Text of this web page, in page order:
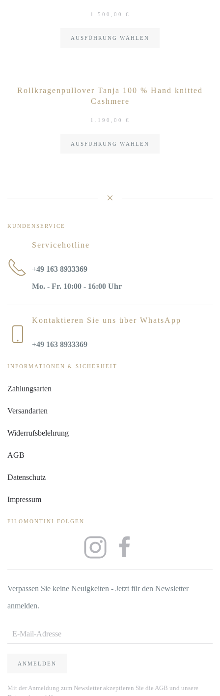
1.500,00 €
AUSFÜHRUNG WÄHLEN
Rollkragenpullover Tanja 100 % Hand knitted
Cashmere
1.190,00 €
AUSFÜHRUNG WÄHLEN
KUNDENSERVICE
Servicehotline
+49 163 8933369
Mo. - Fr. 10:00 - 16:00 Uhr
Kontaktieren Sie uns über WhatsApp
+49 163 8933369
INFORMATIONEN & SICHERHEIT
Zahlungsarten
Versandarten
Widerrufsbelehrung
AGB
Datenschutz
Impressum
FILOMONTINI FOLGEN
Verpassen Sie keine Neuigkeiten - Jetzt für den Newsletter
anmelden.
ANMELDEN
Mit der Anmeldung zum Newsletter akzeptieren Sie die AGB und unsere